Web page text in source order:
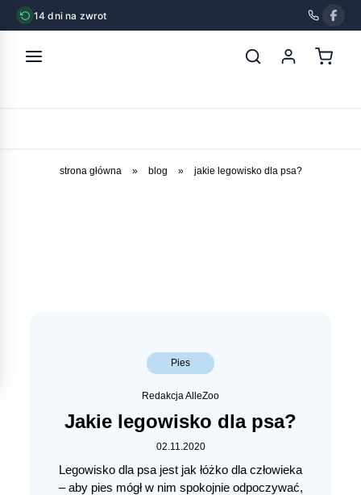
14 dni na zwrot
strona główna » blog » jakie legowisko dla psa?
Pies
Redakcja AlleZoo
Jakie legowisko dla psa?
02.11.2020
Legowisko dla psa jest jak łóżko dla człowieka
– aby pies mógł w nim spokojnie odpoczywać,